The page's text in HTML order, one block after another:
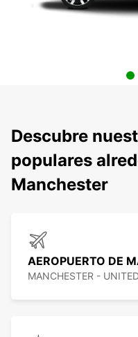
Descubre
populares
Manchester
AEROPUERTO DE
MANCHESTER -